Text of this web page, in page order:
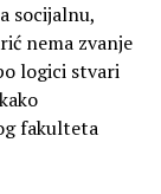
socijalnu,
nema zvanje
logici stvari
fakulteta